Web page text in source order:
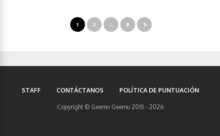
1 2 … 8
STAFF CONTÁCTANOS POLÍTICA DE PUNTUACIÓN
Copyright © Geemu Geemu 2015 - 2026